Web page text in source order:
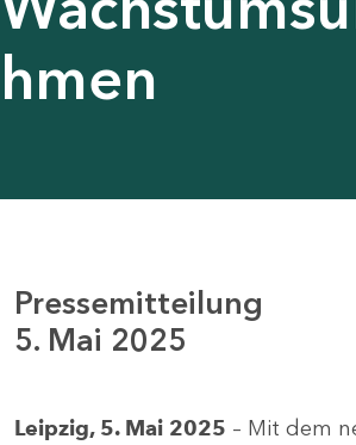
hmen
Pressemitteilung
5. Mai 2025
Leipzig, 5. Mai 2025 – Mit dem